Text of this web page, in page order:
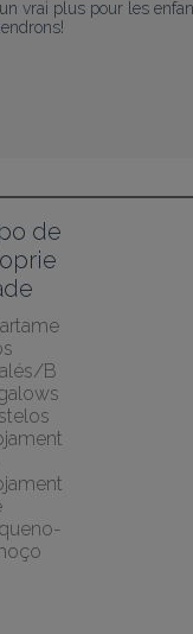
vrai plus pour les
de
B